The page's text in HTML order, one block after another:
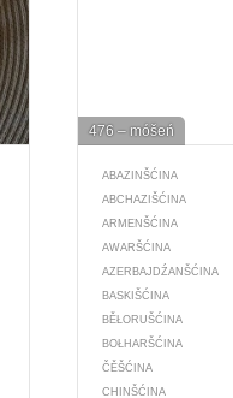
476 – móšeń
ABAZINŠĆINA
ABCHAZIŠĆINA
ARMENŠĆINA
AWARŠĆINA
AZERBAJDŹANŠĆINA
BASKIŠĆINA
BĚŁORUŠĆINA
BOŁHARŠĆINA
ČĚŠĆINA
CHINŠĆINA